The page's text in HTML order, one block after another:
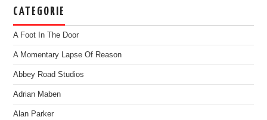
CATEGORIE
A Foot In The Door
A Momentary Lapse Of Reason
Abbey Road Studios
Adrian Maben
Alan Parker